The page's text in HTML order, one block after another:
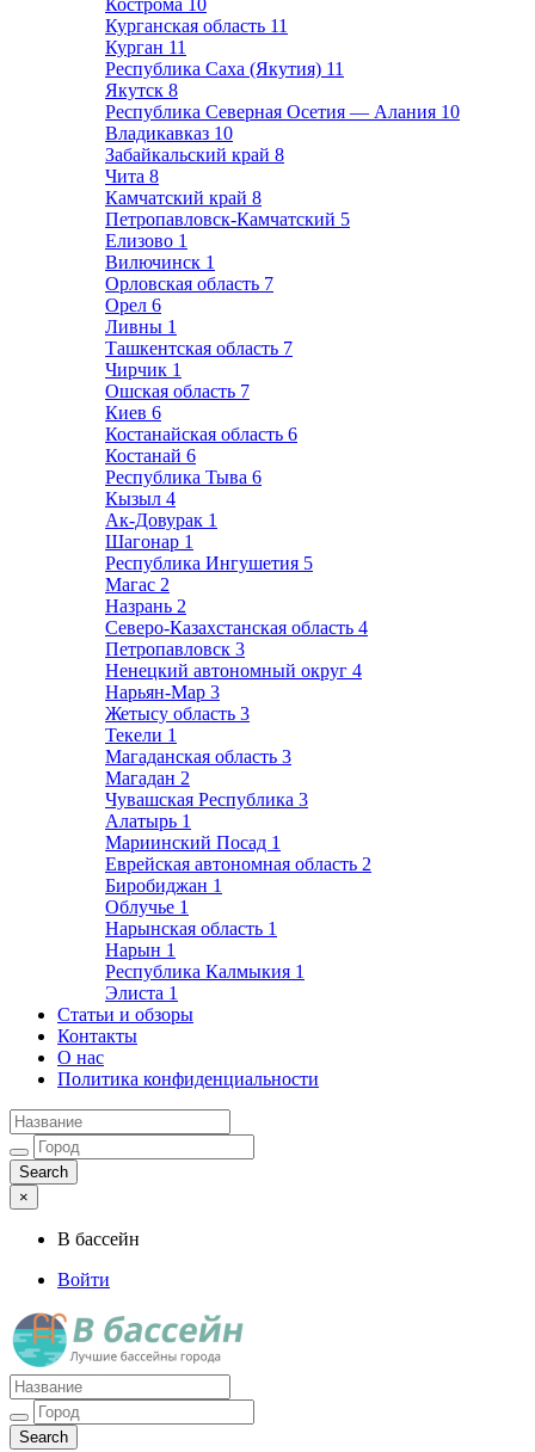
Кострома 10
Курганская область 11
Курган 11
Республика Саха (Якутия) 11
Якутск 8
Республика Северная Осетия — Алания 10
Владикавказ 10
Забайкальский край 8
Чита 8
Камчатский край 8
Петропавловск-Камчатский 5
Елизово 1
Вилючинск 1
Орловская область 7
Орел 6
Ливны 1
Ташкентская область 7
Чирчик 1
Ошская область 7
Киев 6
Костанайская область 6
Костанай 6
Республика Тыва 6
Кызыл 4
Ак-Довурак 1
Шагонар 1
Республика Ингушетия 5
Магас 2
Назрань 2
Северо-Казахстанская область 4
Петропавловск 3
Ненецкий автономный округ 4
Нарьян-Мар 3
Жетысу область 3
Текели 1
Магаданская область 3
Магадан 2
Чувашская Республика 3
Алатырь 1
Мариинский Посад 1
Еврейская автономная область 2
Биробиджан 1
Облучье 1
Нарынская область 1
Нарын 1
Республика Калмыкия 1
Элиста 1
Статьи и обзоры
Контакты
О нас
Политика конфиденциальности
×
В бассейн
Войти
Лучшие бассейны города